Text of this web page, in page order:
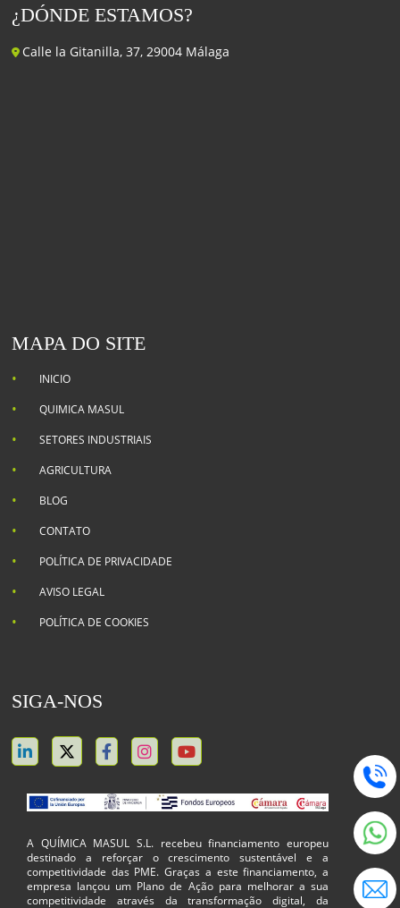
¿DÓNDE ESTAMOS?
Calle la Gitanilla, 37, 29004 Málaga
MAPA DO SITE
INICIO
QUIMICA MASUL
SETORES INDUSTRIAIS
AGRICULTURA
BLOG
CONTATO
POLÍTICA DE PRIVACIDADE
AVISO LEGAL
POLÍTICA DE COOKIES
SIGA-NOS
A QUÍMICA MASUL S.L. recebeu financiamento europeu
destinado a reforçar o crescimento sustentável e a
competitividade das PME. Graças a este financiamento, a
empresa lançou um Plano de Ação para melhorar a sua
competitividade através da transformação digital, da